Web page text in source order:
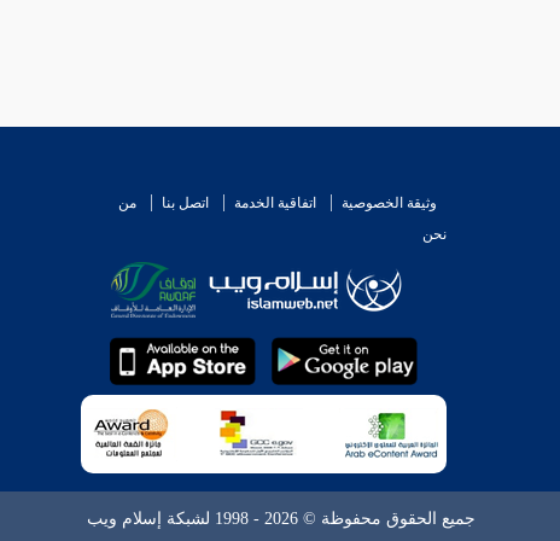
وثيقة الخصوصية اتفاقية الخدمة اتصل بنا
من
نحن
جميع الحقوق محفوظة © 2026 - 1998 لشبكة إسلام ويب